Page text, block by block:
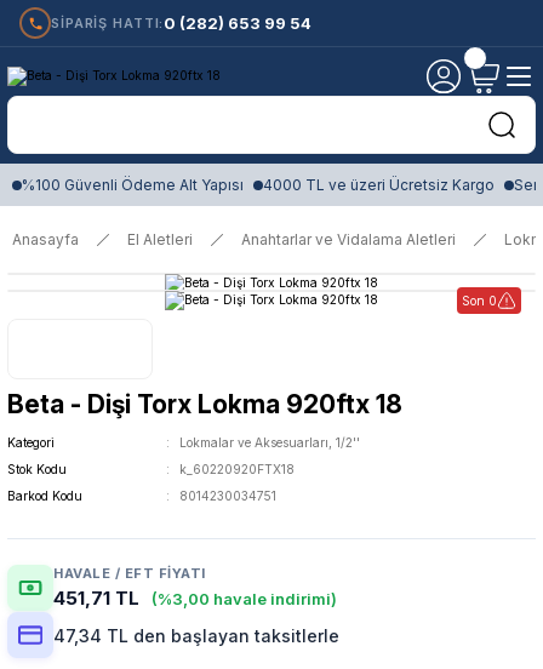
SİPARİŞ HATTI: 0 (282) 653 99 54
%100 Güvenli Ödeme Alt Yapısı 4000 TL ve üzeri Ücretsiz Kargo
Anasayfa El Aletleri Anahtarlar ve Vidalama Aletleri
Son 0
Beta - Dişi Torx Lokma 920ftx 18
Kategori
Lokmalar ve Aksesuarları, 1/2''
Stok Kodu
k_60220920FTX18
Barkod Kodu
8014230034751
HAVALE / EFT FIYATI
451,71 TL (%3,00 havale indirimi)
47,34 TL den başlayan taksitlerle